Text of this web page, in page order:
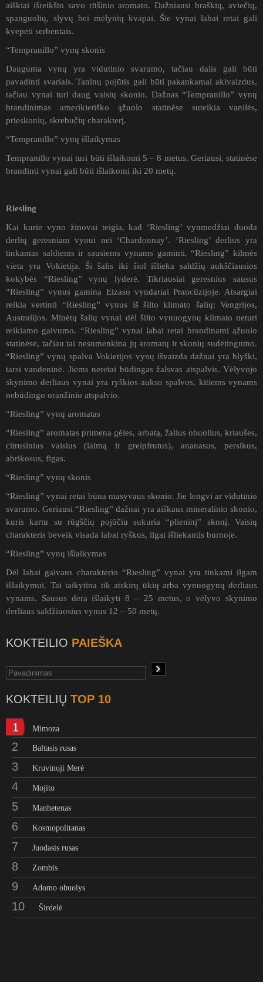
aiškiai išreikšto savo rūšinio aromato. Dažniausi braškių, aviečių,
spanguolių, slyvų bei mėlynių kvapai. Šie vynai labai retai gali
kvepėti serbentais.
“Tempranillo” vynų skonis
Dauguma vynų yra vidutinio svarumo, tačiau dalis gali būti
pavadinti svariais. Taninų pojūtis gali būti pakankamai akivaizdus,
tačiau vynai turi daug vaisių skonio. Dažnas “Tempranillo” vynų
brandinimas amerikietiško ąžuolo statinėse suteikia vanilės,
prieskonių, skrebučių charakterį.
“Tempranillo” vynų išlaikymas
Tempranillo vynai turi būti išlaikomi 5 – 8 metus. Geriausi, statinėse
brandinti vynai gali būti išlaikomi iki 20 metų.
Riesling
Kai kurie vyno žinovai teigia, kad ‘Riesling’ vynmedžiai duoda
derlių geresniam vynui nei ‘Chardonnay’. ‘Riesling’ derlius yra
tinkamas saldiems ir sausiems vynams gaminti. “Riesling” kilmės
vieta yra Vokietija. Ši šalis iki šiol išlieka saldžių aukščiausios
kokybės “Riesling” vynų lyderė. Tikriausiai geresnius sausus
“Riesling” vynus gamina Elzaso vyndariai Prancūzijoje. Atsargiai
reikia vertinti “Riesling” vynus iš šilto klimato šalių: Vengrijos,
Australijos. Minėtų šalių vynai dėl šilto vynuogynų klimato neturi
reikiamo gaivumo. “Riesling” vynai labai retai brandinami ąžuolo
statinėse, tačiau tai nesumenkina jų aromatų ir skonių sudėtingumo.
“Riesling” vynų spalva Vokietijos vynų išvaizda dažnai yra blyški,
tarsi vandeninė. Jiems neretai būdingas žalsvas atspalvis. Vėlyvojo
skynimo derliaus vynai yra ryškios aukso spalvos, kitiems vynams
nebūdingo oranžinio atspalvio.
“Riesling” vynų aromatas
“Riesling” aromatas primena gėles, arbatą, žalius obuolius, kriaušes,
citrusinius vaisius (laimą ir greipfrutus), ananasus, persikus,
abrikosus, figas.
“Riesling” vynų skonis
“Riesling” vynai retai būna masyvaus skonio. Jie lengvi ar vidutinio
svarumo. Geriausi “Riesling” dažnai yra aiškaus mineralinio skonio,
kuris kartu su rūgščių pojūčiu sukuria “plieninį” skonį. Vaisių
charakteris beveik visada labai ryškus, ilgai išliekantis burnoje.
“Riesling” vynų išlaikymas
Dėl labai gaivaus charakterio “Riesling” vynai yra tinkami ilgam
išlaikymui. Tai taikytina tik atskirų ūkių arba vynuogynų derliaus
vynams. Sausus dera išlaikyti 8 – 25 metus, o vėlyvo skynimo
derliaus saldžiuosius vynus 12 – 50 metų.
KOKTEILIO PAIEŠKA
KOKTEILIŲ TOP 10
1 Mimoza
2 Baltasis rusas
3 Kruvinoji Merė
4 Mojito
5 Manhetenas
6 Kosmopolitanas
7 Juodasis rusas
8 Zombis
9 Adomo obuolys
10 Širdelė